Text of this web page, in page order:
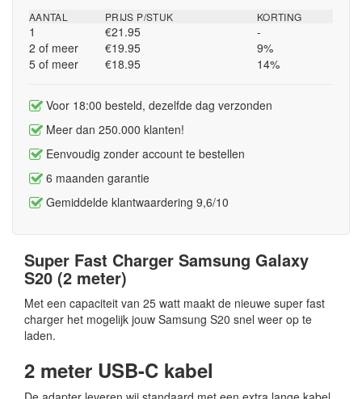
AANTAL
1
2 of meer
5 of meer
PRIJS P/STUK
€21.95
€19.95
€18.95
KORTING
-
9%
14%
Voor 18:00 besteld, dezelfde dag verzonden
Meer dan 250.000 klanten!
Eenvoudig zonder account te bestellen
6 maanden garantie
Gemiddelde klantwaardering 9,6/10
Super Fast Charger Samsung Galaxy
S20 (2 meter)
Met een capaciteit van 25 watt maakt de nieuwe super fast
charger het mogelijk jouw Samsung S20 snel weer op te
laden.
2 meter USB-C kabel